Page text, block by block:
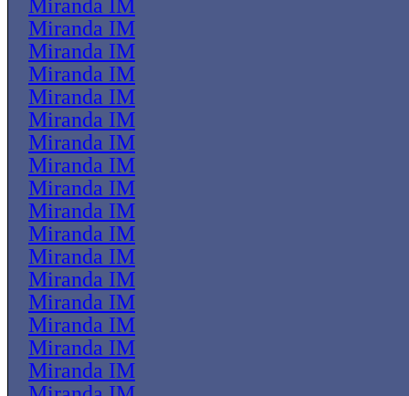
Miranda IM
Miranda IM
Miranda IM
Miranda IM
Miranda IM
Miranda IM
Miranda IM
Miranda IM
Miranda IM
Miranda IM
Miranda IM
Miranda IM
Miranda IM
Miranda IM
Miranda IM
Miranda IM
Miranda IM